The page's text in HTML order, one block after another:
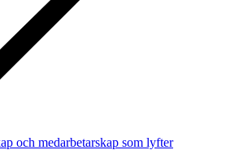
och medarbetarskap som lyfter